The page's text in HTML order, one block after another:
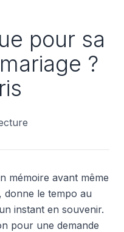
pour sa
?
mémoire avant même
donne le tempo au
instant en souvenir.
pour une demande